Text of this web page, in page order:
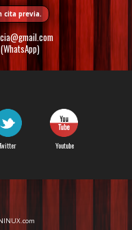
cita previa.
Youtube